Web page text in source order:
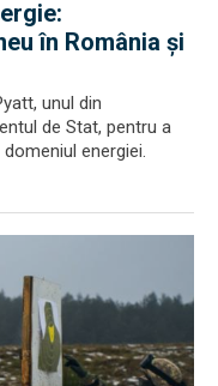
în România și
unul din
de Stat, pentru a
energiei.